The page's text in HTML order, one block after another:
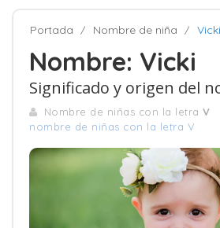
Portada Nombre de niña Vicki
Nombre: Vicki
Significado y origen del
Nombre de niñas con la letra V
nombre de niñas con la letra V